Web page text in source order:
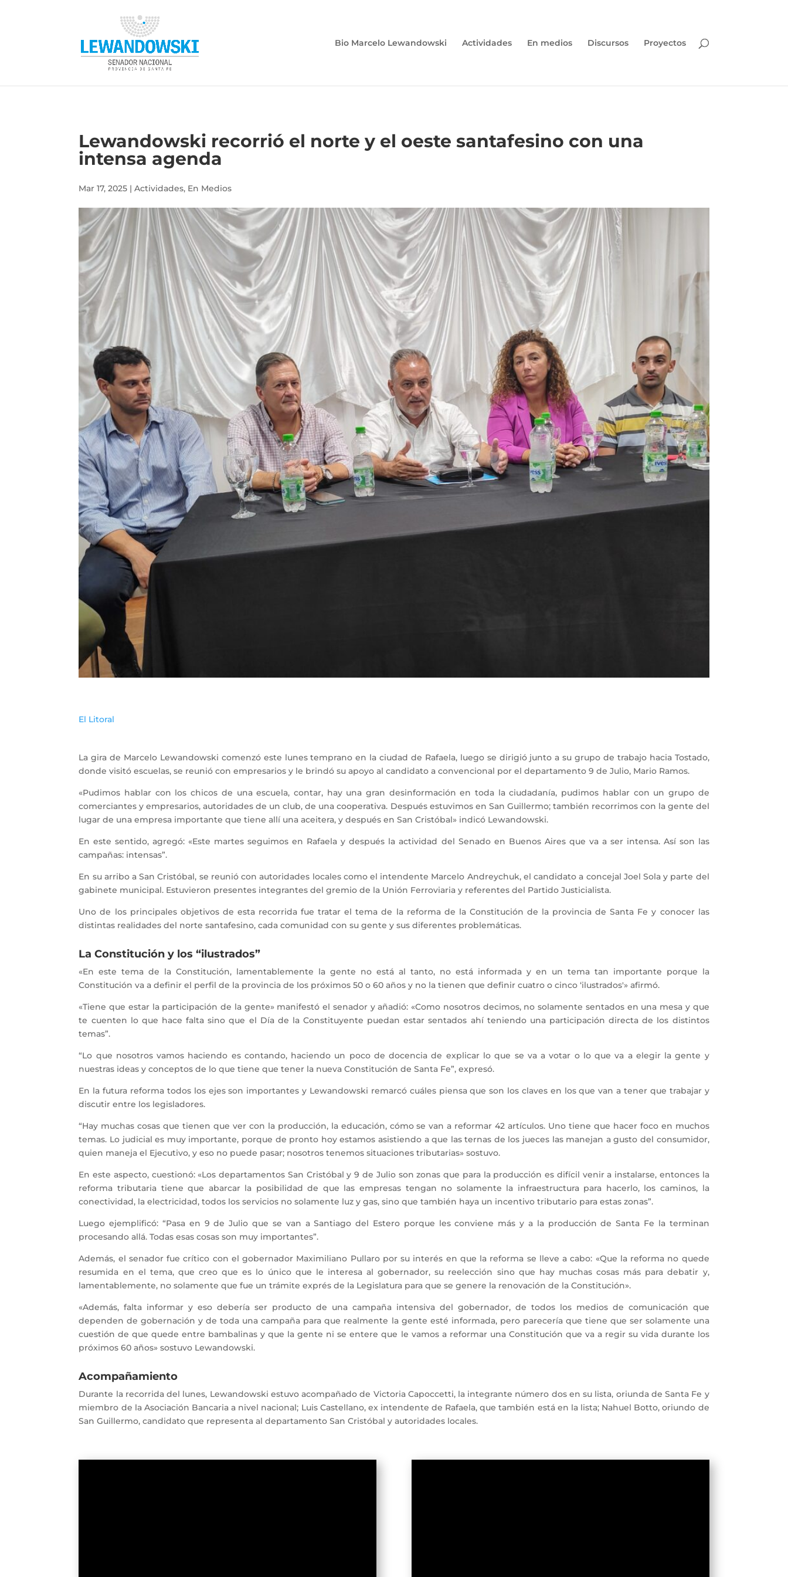
Bio Marcelo Lewandowski Actividades En medios Discursos Proyectos
Lewandowski recorrió el norte y el oeste santafesino con una
intensa agenda
Mar 17, 2025 |Actividades, En Medios
El Litoral
La gira de Marcelo Lewandowski comenzó este lunes temprano en la ciudad de Rafaela, luego se dirigió junto a su grupo de trabajo hacia Tostado,
donde visitó escuelas, se reunió con empresarios y le brindó su apoyo al candidato a convencional por el departamento 9 de Julio, Mario Ramos.
«Pudimos hablar con los chicos de una escuela, contar, hay una gran desinformación en toda la ciudadanía, pudimos hablar con un grupo de
comerciantes y empresarios, autoridades de un club, de una cooperativa. Después estuvimos en San Guillermo; también recorrimos con la gente del
lugar de una empresa importante que tiene allí una aceitera, y después en San Cristóbal» indicó Lewandowski.
En este sentido, agregó: «Este martes seguimos en Rafaela y después la actividad del Senado en Buenos Aires que va a ser intensa. Así son las
campañas: intensas”.
En su arribo a San Cristóbal, se reunió con autoridades locales como el intendente Marcelo Andreychuk, el candidato a concejal Joel Sola y parte del
gabinete municipal. Estuvieron presentes integrantes del gremio de la Unión Ferroviaria y referentes del Partido Justicialista.
Uno de los principales objetivos de esta recorrida fue tratar el tema de la reforma de la Constitución de la provincia de Santa Fe y conocer las
distintas realidades del norte santafesino, cada comunidad con su gente y sus diferentes problemáticas.
La Constitución y los “ilustrados”
«En este tema de la Constitución, lamentablemente la gente no está al tanto, no está informada y en un tema tan importante porque la
Constitución va a definir el perfil de la provincia de los próximos 50 o 60 años y no la tienen que definir cuatro o cinco ‘ilustrados'» afirmó.
«Tiene que estar la participación de la gente» manifestó el senador y añadió: «Como nosotros decimos, no solamente sentados en una mesa y que
te cuenten lo que hace falta sino que el Día de la Constituyente puedan estar sentados ahí teniendo una participación directa de los distintos
temas”.
“Lo que nosotros vamos haciendo es contando, haciendo un poco de docencia de explicar lo que se va a votar o lo que va a elegir la gente y
nuestras ideas y conceptos de lo que tiene que tener la nueva Constitución de Santa Fe”, expresó.
En la futura reforma todos los ejes son importantes y Lewandowski remarcó cuáles piensa que son los claves en los que van a tener que trabajar y
discutir entre los legisladores.
“Hay muchas cosas que tienen que ver con la producción, la educación, cómo se van a reformar 42 artículos. Uno tiene que hacer foco en muchos
temas. Lo judicial es muy importante, porque de pronto hoy estamos asistiendo a que las ternas de los jueces las manejan a gusto del consumidor,
quien maneja el Ejecutivo, y eso no puede pasar; nosotros tenemos situaciones tributarias» sostuvo.
En este aspecto, cuestionó: «Los departamentos San Cristóbal y 9 de Julio son zonas que para la producción es difícil venir a instalarse, entonces la
reforma tributaria tiene que abarcar la posibilidad de que las empresas tengan no solamente la infraestructura para hacerlo, los caminos, la
conectividad, la electricidad, todos los servicios no solamente luz y gas, sino que también haya un incentivo tributario para estas zonas”.
Luego ejemplificó: “Pasa en 9 de Julio que se van a Santiago del Estero porque les conviene más y a la producción de Santa Fe la terminan
procesando allá. Todas esas cosas son muy importantes”.
Además, el senador fue crítico con el gobernador Maximiliano Pullaro por su interés en que la reforma se lleve a cabo: «Que la reforma no quede
resumida en el tema, que creo que es lo único que le interesa al gobernador, su reelección sino que hay muchas cosas más para debatir y,
lamentablemente, no solamente que fue un trámite exprés de la Legislatura para que se genere la renovación de la Constitución».
«Además, falta informar y eso debería ser producto de una campaña intensiva del gobernador, de todos los medios de comunicación que
dependen de gobernación y de toda una campaña para que realmente la gente esté informada, pero parecería que tiene que ser solamente una
cuestión de que quede entre bambalinas y que la gente ni se entere que le vamos a reformar una Constitución que va a regir su vida durante los
próximos 60 años» sostuvo Lewandowski.
Acompañamiento
Durante la recorrida del lunes, Lewandowski estuvo acompañado de Victoria Capoccetti, la integrante número dos en su lista, oriunda de Santa Fe y
miembro de la Asociación Bancaria a nivel nacional; Luis Castellano, ex intendente de Rafaela, que también está en la lista; Nahuel Botto, oriundo de
San Guillermo, candidato que representa al departamento San Cristóbal y autoridades locales.